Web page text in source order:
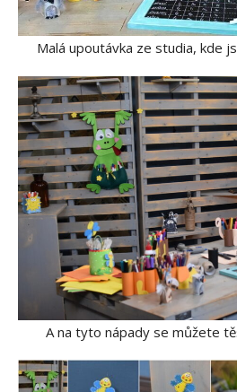
Malá upoutávka ze studia, kde
A na tyto nápady se můžete